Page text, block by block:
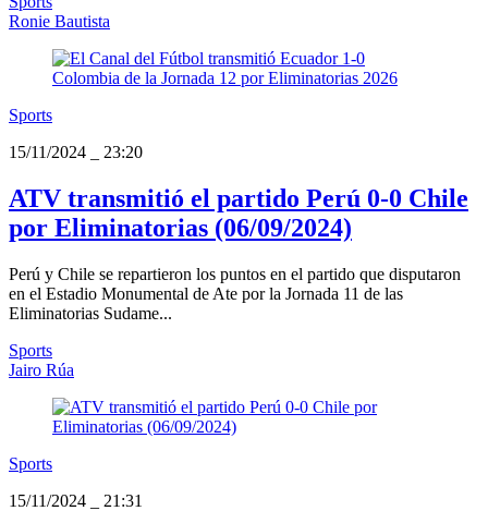
Ronie Bautista
Sports
15/11/2024
23:20
ATV transmitió el partido Perú 0-0 Chile
por Eliminatorias (06/09/2024)
Perú y Chile se repartieron los puntos en el partido que disputaron
en el Estadio Monumental de Ate por la Jornada 11 de las
Eliminatorias Sudame...
Sports
Jairo Rúa
Sports
15/11/2024
21:31